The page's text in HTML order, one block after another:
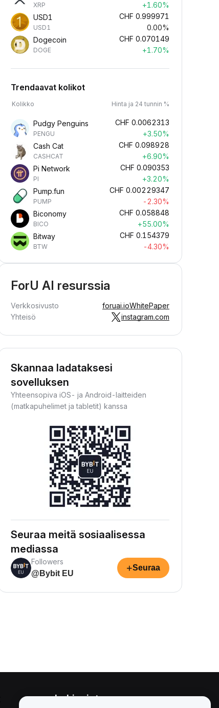
XRP
+1.60%
USD1
USD1
CHF 0.999971
0.00%
Dogecoin
DOGE
CHF 0.070149
+1.70%
Trendaavat kolikot
Kolikko Hinta ja 24 tunnin %
Pudgy Penguins
PENGU
CHF 0.0062313
+3.50%
Cash Cat
CASHCAT
CHF 0.098928
+6.90%
Pi Network
PI
CHF 0.090353
+3.20%
Pump.fun
PUMP
CHF 0.00229347
-2.30%
Biconomy
BICO
CHF 0.058848
+55.00%
Bitway
BTW
CHF 0.154379
-4.30%
ForU AI resurssia
Verkkosivusto foruai.ioWhitePaper
Yhteisö
instagram.com
Skannaa ladataksesi
sovelluksen
Yhteensopiva iOS- ja Android-laitteiden
(matkapuhelimet ja tabletit) kanssa
Seuraa meitä sosiaalisessa
mediassa
Followers
@Bybit EU
+Seuraa
Lakiasiat